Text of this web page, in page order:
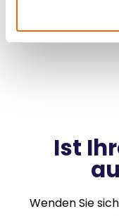
Ist
Wenden Sie